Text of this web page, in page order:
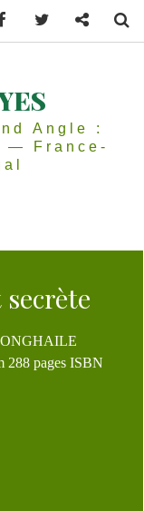
Angle :
— France-
secrète
288 pages ISBN
Facebook Twitter